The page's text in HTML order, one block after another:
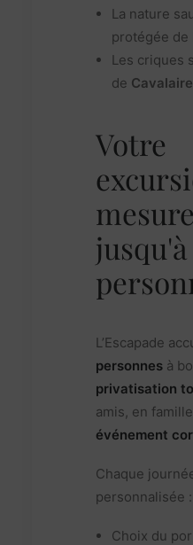
La nature
protégée de
Les criques
de Cavalaire
Votre
jusqu'à
L’Escapade
personnes à
privatisation
amis, en
événement
Chaque
personnalisée :
Choix du